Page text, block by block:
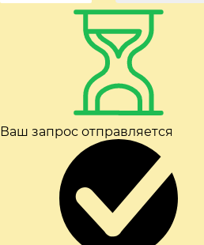
Ваш запрос отправляется